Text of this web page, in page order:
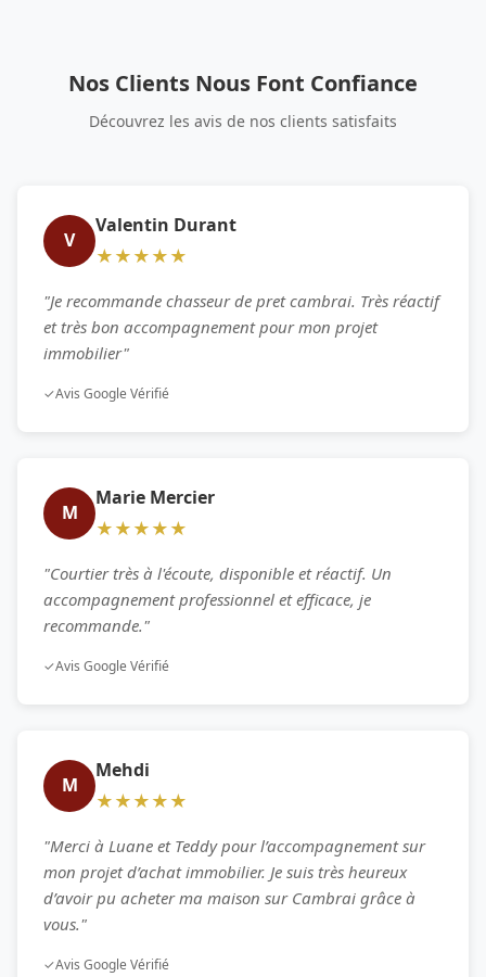
Nos Clients Nous Font Confiance
Découvrez les avis de nos clients satisfaits
V
Valentin Durant
★★★★★
"Je recommande chasseur de pret cambrai. Très réactif
et très bon accompagnement pour mon projet
immobilier"
✓Avis Google Vérifié
M
Marie Mercier
★★★★★
"Courtier très à l'écoute, disponible et réactif. Un
accompagnement professionnel et efficace, je
recommande."
✓Avis Google Vérifié
M
Mehdi
★★★★★
"Merci à Luane et Teddy pour l’accompagnement sur
mon projet d’achat immobilier. Je suis très heureux
d’avoir pu acheter ma maison sur Cambrai grâce à
vous."
✓Avis Google Vérifié